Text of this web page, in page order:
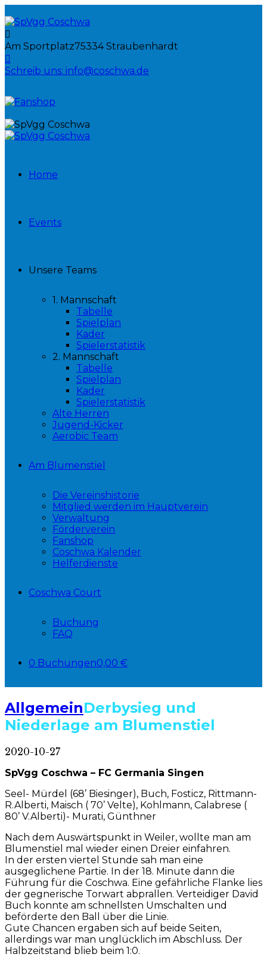
Am Sportplatz75334 Straubenhardt
Schreib uns: info@coschwa.de
Home
Events
Unsere Teams
1. Mannschaft
Tabelle
Spielplan
Kader
Spielerstatistik
2. Mannschaft
Tabelle
Spielplan
Kader
Spielerstatistik
Alte Herren
Jugend-Kicker
Aerobic Team
Am Blumenstiel
Die Vereinshistorie
Mitglied werden im Hauptverein
Verwaltung
Förderverein
Fanshop
Coschwa Kalender
Helferdienste
Coschwa Court
Buchung
FAQ
0 Buchungen0,00 €
AllgemeinDerbysieg und
Niederlage am Blumenstiel
2020-10-27
SpVgg Coschwa – FC Germania Singen
Seel- Mürdel (68’ Biesinger), Buch, Fosticz, Rittmann-
R.Alberti, Maisch ( 70’ Velte), Kohlmann, Calabrese (
80’ V.Alberti)- Murati, Günthner
Nach dem Auswärtspunkt in Weiler, wollte man am
Blumenstiel mal wieder einen Dreier einfahren.
In der ersten viertel Stunde sah man eine
ausgeglichene Partie. In der 18. Minute dann die
Führung für die Coschwa. Eine gefährliche Flanke lies
der gegnerische Torwart abprallen. Verteidiger David
Buch konnte am schnellsten Umschalten und
beförderte den Ball über die Linie.
Gute Chancen ergaben sich auf beide Seiten,
allerdings war man unglücklich im Abschluss. Der
Halbzeitstand blieb beim 1:0.